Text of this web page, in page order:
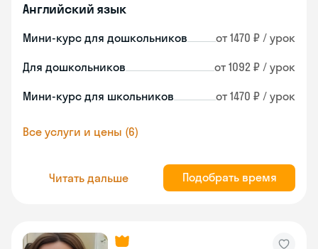
Английский язык
Мини-курс для дошкольников от 1470 ₽ / урок
Для дошкольников от 1092 ₽ / урок
Мини-курс для школьников от 1470 ₽ / урок
Все услуги и цены (6)
Читать дальше Подобрать время